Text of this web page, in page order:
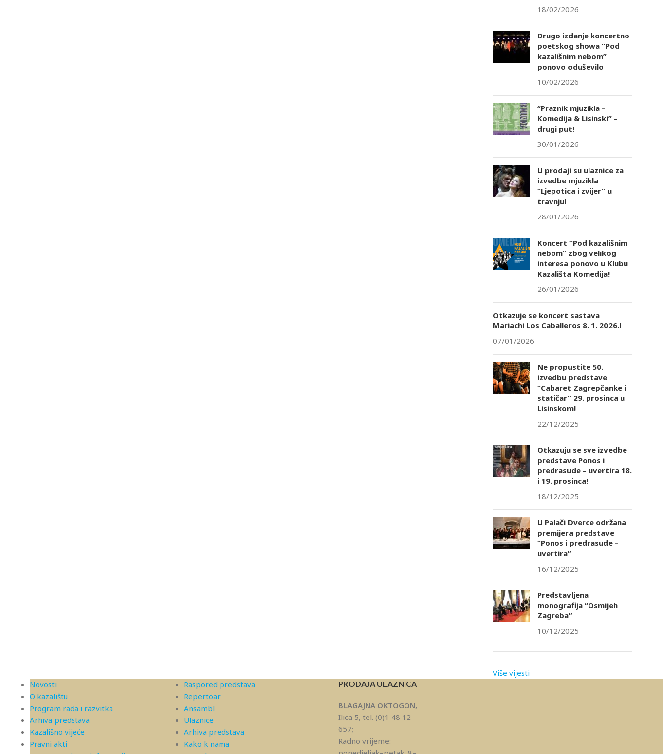
18/02/2026
Drugo izdanje koncertno
poetskog showa “Pod
kazališnim nebom”
ponovo oduševilo
10/02/2026
“Praznik mjuzikla –
Komedija & Lisinski” –
drugi put!
30/01/2026
U prodaji su ulaznice za
izvedbe mjuzikla
“Ljepotica i zvijer” u
travnju!
28/01/2026
Koncert “Pod kazališnim
nebom” zbog velikog
interesa ponovo u Klubu
Kazališta Komedija!
26/01/2026
Otkazuje se koncert sastava
Mariachi Los Caballeros 8. 1. 2026.!
07/01/2026
Ne propustite 50.
izvedbu predstave
“Cabaret Zagrepčanke i
statičar” 29. prosinca u
Lisinskom!
22/12/2025
Otkazuju se sve izvedbe
predstave Ponos i
predrasude – uvertira 18.
i 19. prosinca!
18/12/2025
U Palači Dverce održana
premijera predstave
“Ponos i predrasude –
uvertira”
16/12/2025
Predstavljena
monografija “Osmijeh
Zagreba”
10/12/2025
Više vijesti
Novosti
O kazalištu
Program rada i razvitka
Arhiva predstava
Kazališno vijeće
Pravni akti
Raspored predstava
Repertoar
Ansambl
Ulaznice
Arhiva predstava
Kako k nama
PRODAJA ULAZNICA
BLAGAJNA OKTOGON,
Ilica 5, tel. (0)1 48 12
657;
Radno vrijeme: